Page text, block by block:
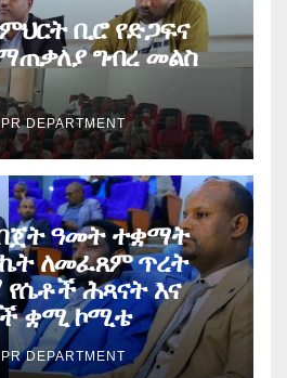
ቢሮ የድጋፍና
ግብረ መልስ
PR DEPARTMENT
ዓመት ተቋማት
ለመፈጸም ጥረት
የሴቶች ሕጻናት እና
ቋሚ ኮሚቴ
PR DEPARTMENT